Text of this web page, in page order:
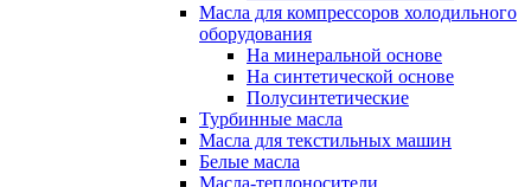
Масла для компрессоров холодильного
оборудования
На минеральной основе
На синтетической основе
Полусинтетические
Турбинные масла
Масла для текстильных машин
Белые масла
Масла-теплоносители